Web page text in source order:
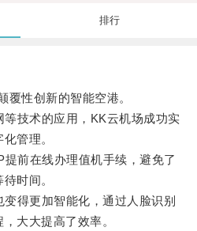
排行
性创新的智能空港。
技术的应用，KK云机场成功实
管理。
前在线办理值机手续，避免了
时间。
得更加智能化，通过人脸识别
大大提高了效率。